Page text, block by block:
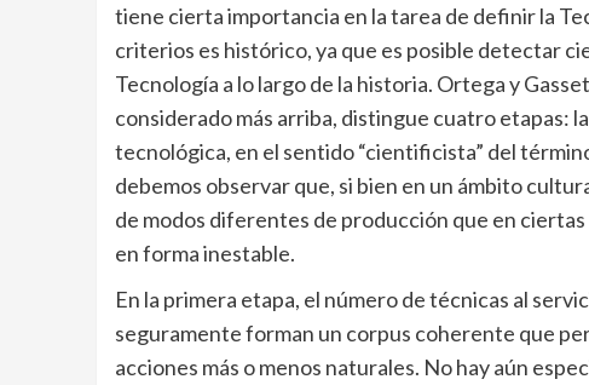
tiene cierta importancia en la tarea de definir la
criterios es histórico, ya que es posible detectar
Tecnología a lo largo de la historia. Ortega y
considerado más arriba, distingue cuatro etapas:
tecnológica, en el sentido “cientificista” del
debemos observar que, si bien en un ámbito
de modos diferentes de producción que en
en forma inestable.
En la primera etapa, el número de técnicas al
seguramente forman un corpus coherente que
acciones más o menos naturales. No hay aún